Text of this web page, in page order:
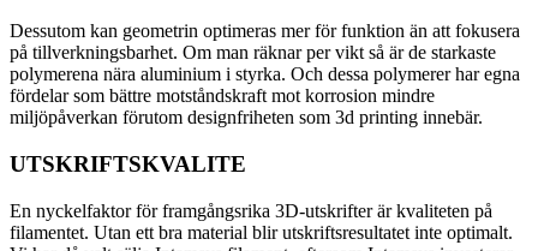
Dessutom kan geometrin optimeras mer för funktion än att fokusera
på tillverkningsbarhet. Om man räknar per vikt så är de starkaste
polymerena nära aluminium i styrka. Och dessa polymerer har egna
fördelar som bättre motståndskraft mot korrosion mindre
miljöpåverkan förutom designfriheten som 3d printing innebär.
UTSKRIFTSKVALITE
En nyckelfaktor för framgångsrika 3D-utskrifter är kvaliteten på
filamentet. Utan ett bra material blir utskriftsresultatet inte optimalt.